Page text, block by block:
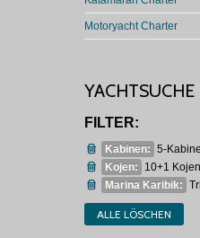
Motoryacht Charter
YACHTSUCHE
FILTER:
Kabinen: 5-
Kojen:
10+1 Kojen
Marina Karibik:
ALLE LÖSCHEN